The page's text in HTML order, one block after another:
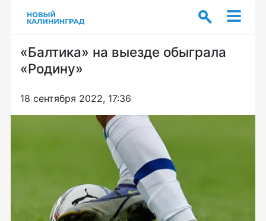
«Балтика» на выезде обыграла
«Родину»
18 сентября 2022, 17:36